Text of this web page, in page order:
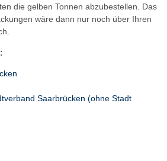
die gelben Tonnen abzubestellen. Das
wäre dann nur noch über Ihren
Saarbrücken (ohne Stadt